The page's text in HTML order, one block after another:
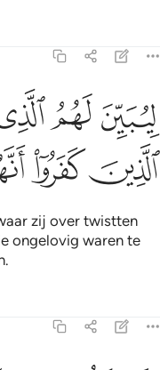
ليبين لهم الذي يختلفون فيه
لِيُبَيِّنَ لَهُمُ ٱلَّذِى يَخْتَلِفُونَ
ﲧ ﲨ
ﲭﲮ
zij over twistten
ongelovig waren te